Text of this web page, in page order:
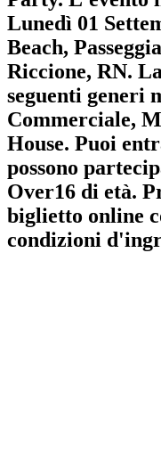
Lunedì 01
Beach,
Riccione, RN.
seguenti generi
Commerciale,
House. Puoi
possono
Over16 di età.
biglietto online
condizioni